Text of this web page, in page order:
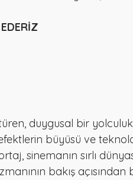
duygusal bir
büyüsü ve
sinemanın sırlı
bakış açısından